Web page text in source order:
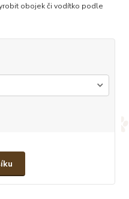
obojek či vodítko podle